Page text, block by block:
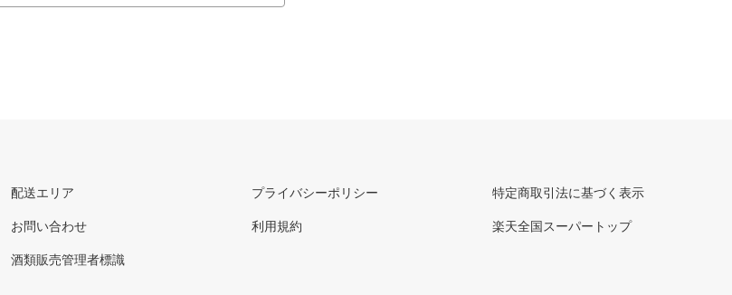
配送エリア
お問い合わせ
酒類販売管理者標識
プライバシーポリシー
利用規約
特定商取引法に基づく表示
楽天全国スーパートップ